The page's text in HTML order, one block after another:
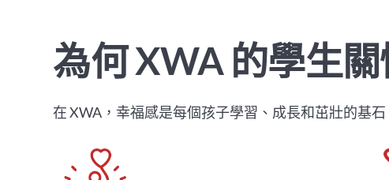
為何 XWA 的學生
在 XWA，幸福感是每個孩子學習、成長和茁壯的基